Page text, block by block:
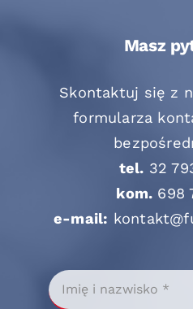
Masz
Skontaktuj się z
formularza
tel. 32
kom. 698
e-mail: